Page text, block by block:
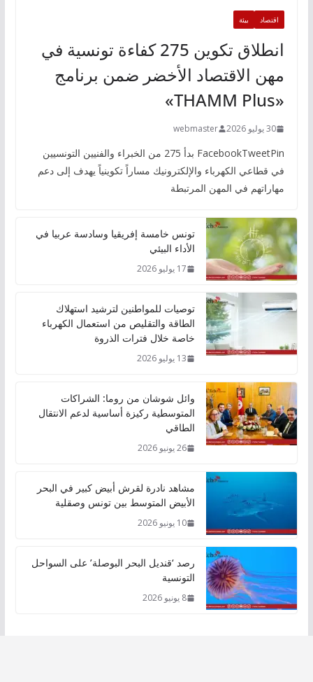
اقتصاد بيئة
انطلاق تكوين 275 كفاءة تونسية في
مهن الاقتصاد الأخضر ضمن برنامج
«THAMM Plus»
30 يوليو 2026 webmaster
FacebookTweetPin بدأ 275 من الخبراء والفنيين التونسيين
في قطاعي الكهرباء والإلكترونيك مساراً تكوينياً يهدف إلى دعم
مهاراتهم في المهن المرتبطة
تونس خامسة إفريقيا وسادسة عربيا في
الأداء البيئي
17 يوليو 2026
توصيات للمواطنين لترشيد استهلاك
الطاقة والتقليص من استعمال الكهرباء
خاصة خلال فترات الذروة
13 يوليو 2026
وائل شوشان من روما: الشراكات
المتوسطية ركيزة أساسية لدعم الانتقال
الطاقي
26 يونيو 2026
مشاهد نادرة لقرش أبيض كبير في البحر
الأبيض المتوسط بين تونس وصقلية
10 يونيو 2026
رصد ‘قنديل البحر البوصلة’ على السواحل
التونسية
8 يونيو 2026